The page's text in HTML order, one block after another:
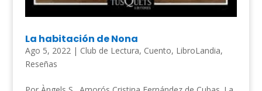
La habitación de Nona
Ago 5, 2022 | Club de Lectura, Cuento, LibroLandia,
Reseñas